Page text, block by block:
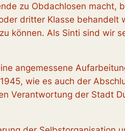
zu Obdachlosen macht,
dritter Klasse behandelt
können. Als Sinti sind wir
angemessene
wie es auch der
Verantwortung der Stadt